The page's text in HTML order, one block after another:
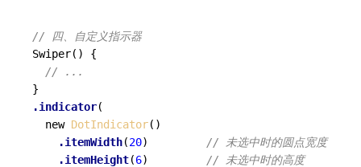
// 四、自定义指示器
Swiper()
{
// ...
.indicator(
  new
DotIndicator()
.itemWidth(20) // 未选中时的圆点宽度
.itemHeight(6) // 未选中时的高度